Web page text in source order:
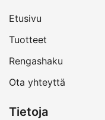
Etusivu
Tuotteet
Rengashaku
Ota yhteyttä
Tietoja